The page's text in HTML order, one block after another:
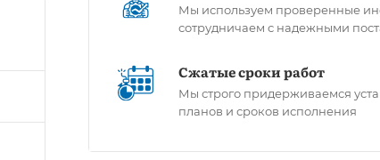
Мы используем проверенные
сотрудничаем с надежными
Сжатые сроки работ
Мы строго придерживаемся
планов и сроков исполнения